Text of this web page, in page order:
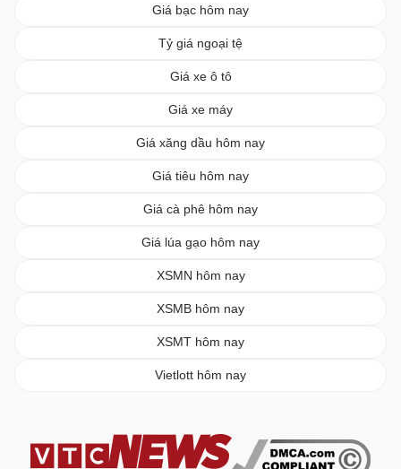
Giá bạc hôm nay
Tỷ giá ngoại tệ
Giá xe ô tô
Giá xe máy
Giá xăng dầu hôm nay
Giá tiêu hôm nay
Giá cà phê hôm nay
Giá lúa gạo hôm nay
XSMN hôm nay
XSMB hôm nay
XSMT hôm nay
Vietlott hôm nay